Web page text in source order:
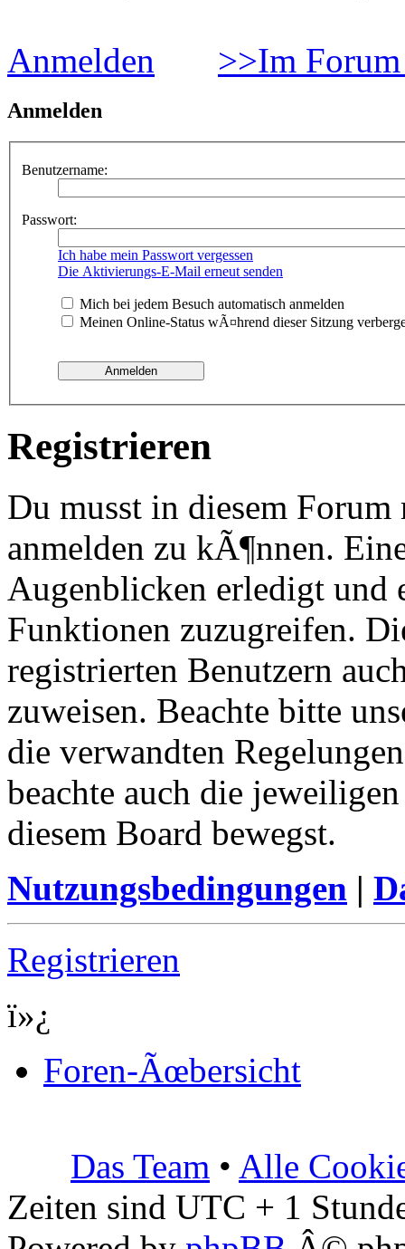
Anmelden >>Im
Anmelden
Benutzername:
Passwort:
Ich habe mein Passwort vergessen
Die Aktivierungs-E-Mail erneut senden
Mich bei jedem Besuch automatisch anmelden
Meinen Online-Status wÃ¤hrend dieser Sitzung
Registrieren
Du musst in diesem
anmelden zu kÃ¶nnen.
Augenblicken erledigt und
Funktionen zuzugreifen.
registrierten Benutzern
zuweisen. Beachte bitte
die verwandten
beachte auch die
diesem Board bewegst.
Nutzungsbedingungen |
Registrieren
ï»¿
Foren-Ãœbersicht
Das Team • Alle
Zeiten sind UTC + 1